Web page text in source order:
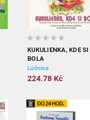
KUKULIENKA, KDE SI
BOLA
Lúčnica
224.78 Kč